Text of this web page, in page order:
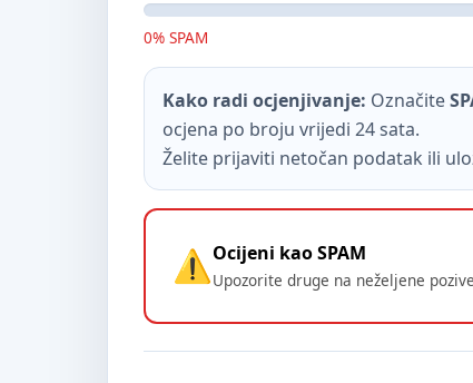
0% SPAM
Kako radi ocjenjivanje: Označite
ocjena po broju vrijedi 24 sata.
Želite prijaviti netočan podatak ili
Ocijeni kao SPAM
Upozorite druge na neželjene pozive